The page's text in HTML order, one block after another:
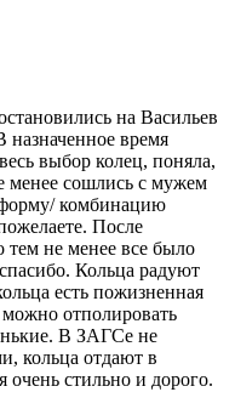
на Васильев
время
выбор колец, поняла,
менее сошлись с мужем
комбинацию
После
тем не менее все было
Кольца радуют
есть пожизненная
отполировать
В ЗАГСе не
кольца отдают в
очень стильно и дорого.